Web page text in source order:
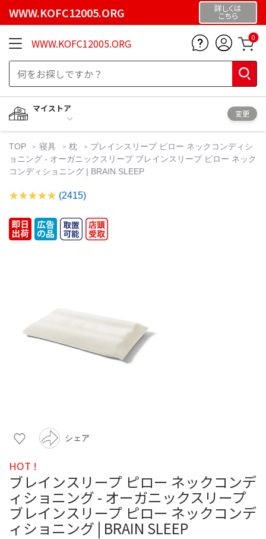
WWW.KOFC12005.ORG 詳しくは
こちら
WWW.KOFC12005.ORG 0
マイストア
変更
TOP 寝具 枕
ブレインスリープ ピロー ネックコンディシ
ョニング - オーガニックスリープ ブレインスリープ ピロー ネック
コンディショニング | BRAIN SLEEP
(2415)
シェア
HOT !
ブレインスリープ ピロー ネックコンデ
ィショニング - オーガニックスリープ
ブレインスリープ ピロー ネックコンデ
ィショニング | BRAIN SLEEP